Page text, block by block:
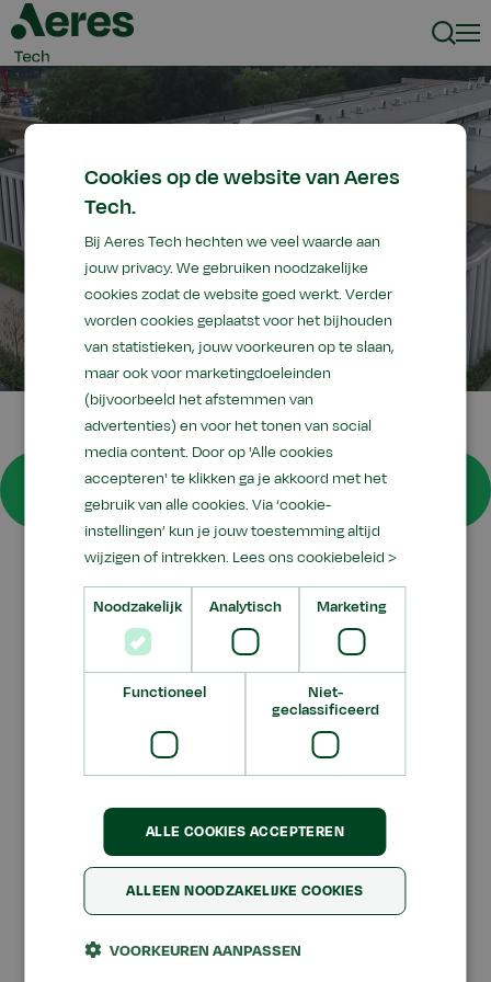
Bedankt
Je contactformulier is verzonden, hartelijk dank
daarvoor. Wij nemen zo spoedig mogelijk
contact met je op.
Team Aeres Tech
Gedragscode NRTO
Disclaimer
Cookies op de website van Aeres
Tech.
Bij Aeres Tech hechten we veel waarde aan
jouw privacy. We gebruiken noodzakelijke
cookies zodat de website goed werkt. Verder
worden cookies geplaatst voor het bijhouden
van statistieken, jouw voorkeuren op te slaan,
maar ook voor marketingdoeleinden
(bijvoorbeeld het afstemmen van
advertenties) en voor het tonen van social
media content. Door op 'Alle cookies
accepteren' te klikken ga je akkoord met het
gebruik van alle cookies. Via ‘cookie-
instellingen’ kun je jouw toestemming altijd
wijzigen of intrekken. Lees ons cookiebeleid >
Noodzakelijk Analytisch Marketing
Functioneel
Niet-
geclassificeerd
ALLE COOKIES ACCEPTEREN
ALLEEN NOODZAKELIJKE COOKIES
VOORKEUREN AANPASSEN